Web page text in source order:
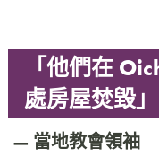
「他們在
處房屋焚毀」
當地教會領袖